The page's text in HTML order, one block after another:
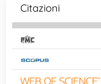
Citazioni